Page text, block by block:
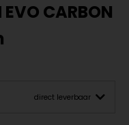
CARBON
direct leverbaar